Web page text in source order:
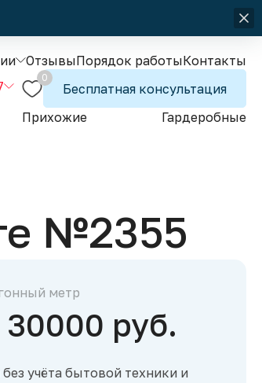
ОтзывыПорядок работыКонтакты
0
Бесплатная консультация
Прихожие Гардеробные
№2355
метр
30000 руб.
учёта бытовой техники и